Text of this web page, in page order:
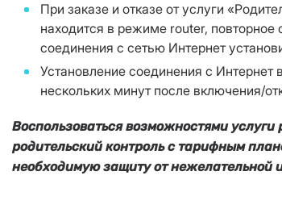
При заказе и отказе от услуги
находится в режиме router,
соединения с сетью Интернет
Установление соединения с
нескольких минут после включения/
Воспользоваться возможностями
родительский контроль с тарифным
необходимую защиту от нежелательной